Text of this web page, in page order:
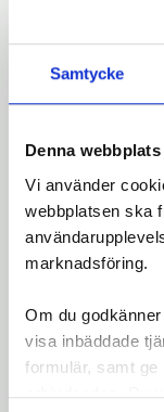
Samtycke
Denna
Vi använder
webbplatsen ska
marknadsföring.
Om du
visa inbäddade
formulär, samt ge
Material:
kortare
Med XLC
cykelskydd
miljöer.
Omdömen